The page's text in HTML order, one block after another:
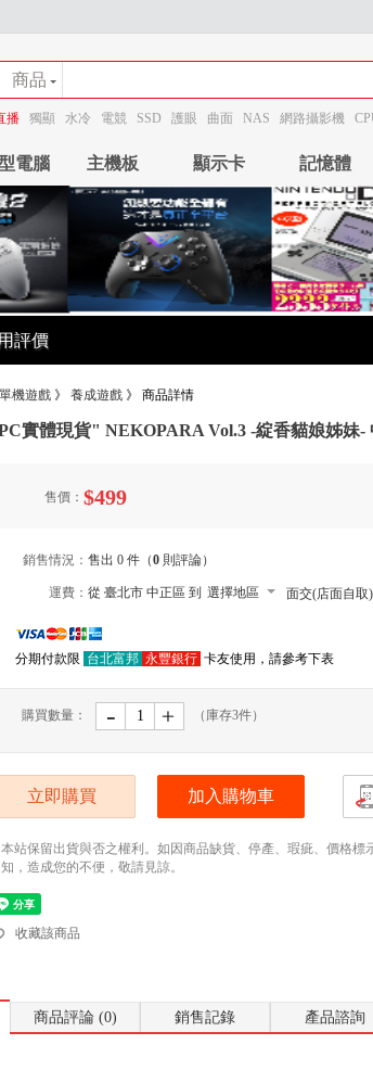
商品
商店
播 獨顯 水冷 電競 SSD 護眼 曲面 NAS 網路攝影機
電腦 主機板 顯示卡 記憶體
評價
單機遊戲 》 養成遊戲 》 商品詳情
實體現貨" NEKOPARA Vol.3 -綻香貓娘姊妹-
售價： $499
銷售情況： 售出 0 件（0 則評論）
運費： 從 臺北市 中正區 到 選擇地區 面交(店面自取)
郵寄小包裹
本島大型宅配
分期付款限 台北富邦 永豐銀行 卡友使用，請參考下表
購買數量： - ﹢ （庫存3件）
立即購買 加入購物車
站保留出貨與否之權利。如因商品缺貨、停產、瑕疵、價格標
，造成您的不便，敬請見諒。
收藏該商品
商品評論 (0) 銷售記錄 產品諮詢